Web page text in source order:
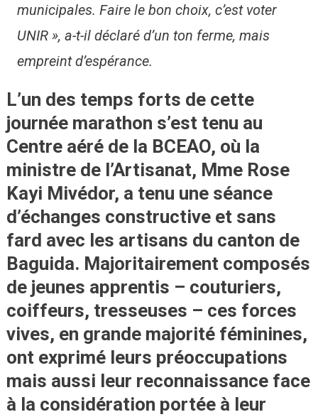
municipales. Faire le bon choix, c’est voter
UNIR », a-t-il déclaré d’un ton ferme, mais
empreint d’espérance.
L’un des temps forts de cette
journée marathon s’est tenu au
Centre aéré de la BCEAO, où la
ministre de l’Artisanat, Mme Rose
Kayi Mivédor, a tenu une séance
d’échanges constructive et sans
fard avec les artisans du canton de
Baguida. Majoritairement composés
de jeunes apprentis – couturiers,
coiffeurs, tresseuses – ces forces
vives, en grande majorité féminines,
ont exprimé leurs préoccupations
mais aussi leur reconnaissance face
à la considération portée à leur